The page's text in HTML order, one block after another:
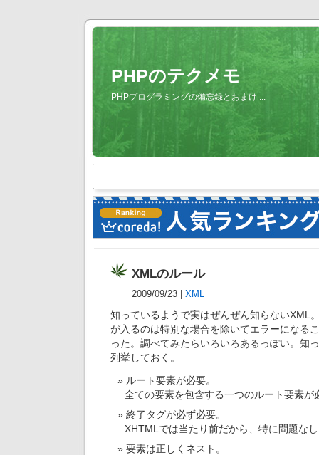
PHPのテクメモ
PHPプログラミングの備忘録とおまけ ...
XMLのルール
2009/09/23 XML
知っているようで実はぜんぜん知らないXML
が入るのは特別な場合を除いてエラーになる
った。調べてみたらいろいろあるっぽい。知
列挙しておく。
ルート要素が必要。
全ての要素を包含する一つのルート要素が
終了タグが必ず必要。
XHTMLでは当たり前だから、特に問題な
要素は正しくネスト。